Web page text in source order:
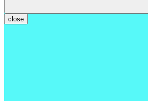
close